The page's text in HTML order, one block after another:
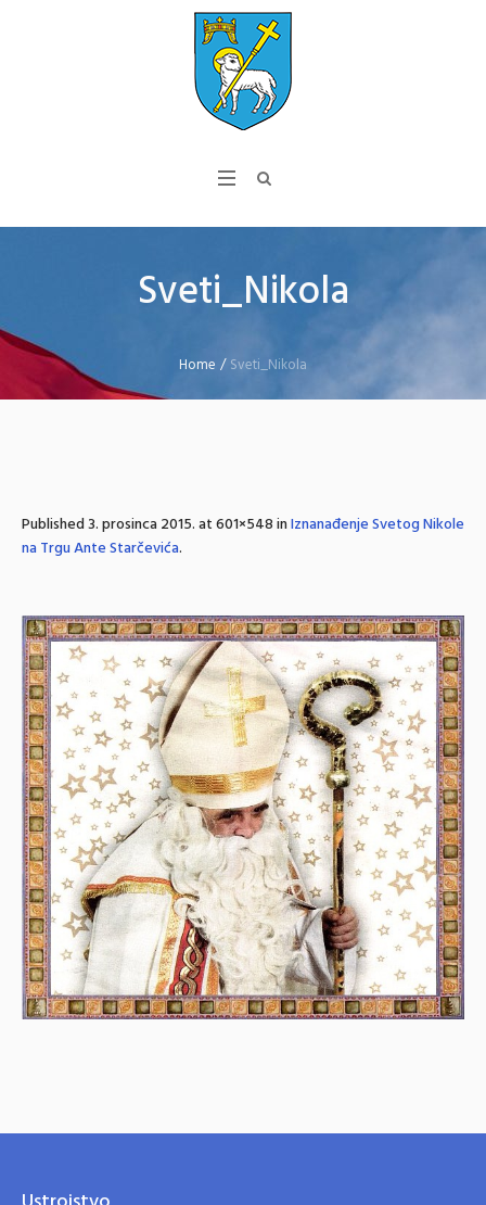
Sveti_Nikola
Home /Sveti_Nikola
Published3. prosinca 2015.at 601×548 inIznanađenje Svetog Nikole
na Trgu Ante Starčevića.